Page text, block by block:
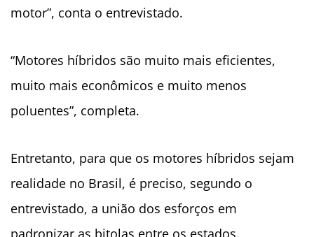
motor”, conta o entrevistado.
“Motores híbridos são muito mais eficientes,
muito mais econômicos e muito menos
poluentes”, completa.
Entretanto, para que os motores híbridos sejam
realidade no Brasil, é preciso, segundo o
entrevistado, a união dos esforços em